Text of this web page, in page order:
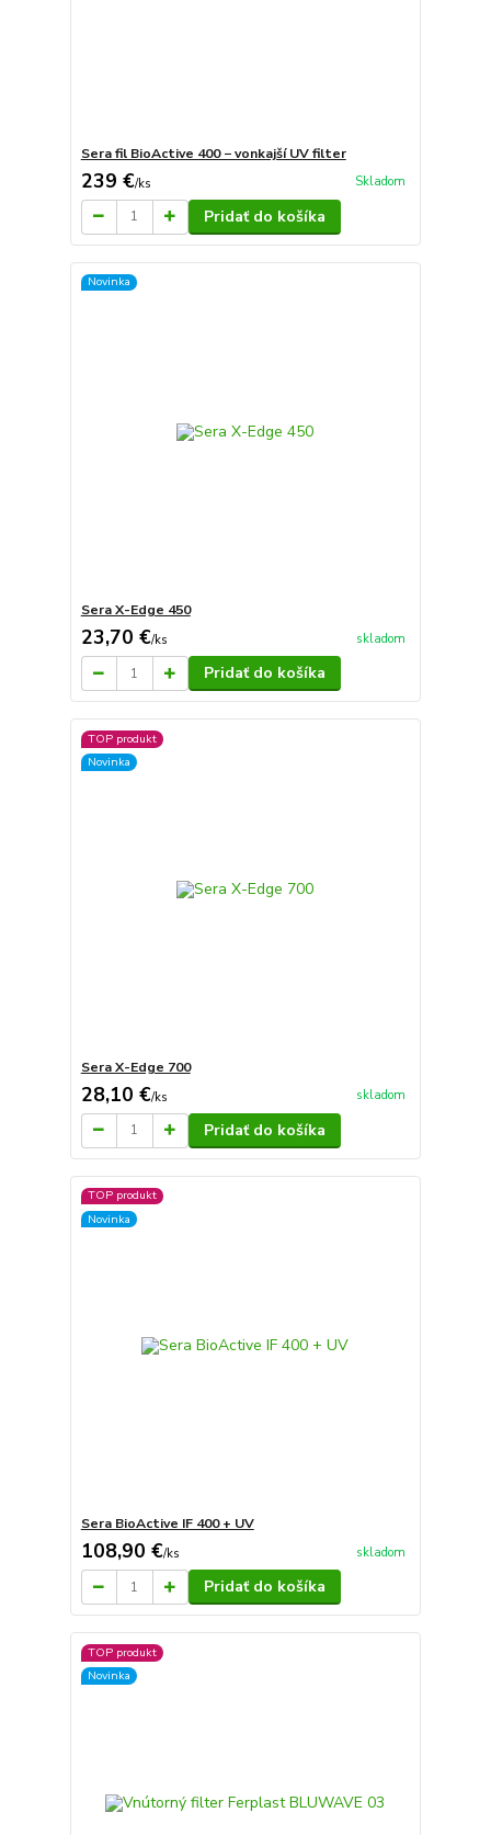
Sera fil BioActive 400 − vonkajší UV filter
239 €/ks Skladom
Pridať do košíka
Novinka
Sera X-Edge 450
23,70 €/ks skladom
Pridať do košíka
TOP produkt
Novinka
Sera X-Edge 700
28,10 €/ks skladom
Pridať do košíka
TOP produkt
Novinka
Sera BioActive IF 400 + UV
108,90 €/ks skladom
Pridať do košíka
TOP produkt
Novinka